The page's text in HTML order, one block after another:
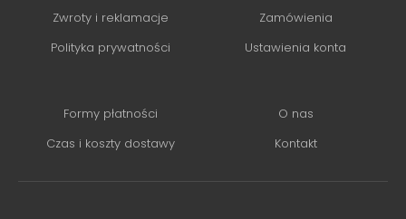
Zwroty i reklamacje
Polityka prywatności
Zamówienia
Ustawienia konta
Formy płatności
Czas i koszty dostawy
O nas
Kontakt